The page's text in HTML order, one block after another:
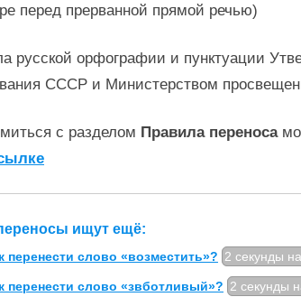
перед прерванной прямой речью)
русской орфографии и пунктуации
СССР и Министерством
с разделом Правила переноса
ищут ещё:
перенести слово «возместить»? 2 секунды
перенести слово «звботливый»? 2 секунды